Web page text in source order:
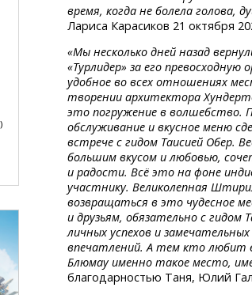
время, когда не болела голова,
Лариса Карасиков 21 октября
«Мы несколько дней назад
«Турлидер» за его
удобное во всех отношениях
творении архитектора
это погружение в волшебство.
обслуживание и вкусное меню
встрече с гидом Таисией Обер.
большим вкусом и любовью,
и радости. Всё это на фоне
участнику. Великолепная
возвращаться в это чудесное
и друзьям, обязательно с гидом
личных успехов и
впечатлений. А тем кто любит
Блюмау именно такое место,
благодарностью Таня, Юлий